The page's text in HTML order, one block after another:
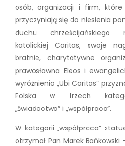
osób, organizacji i firm, które
przyczyniają się do niesienia
duchu chrześcijańskiego
katolickiej Caritas, swoje
bratnie, charytatywne
prawosławna Eleos i
wyróżnienia „Ubi Caritas”
Polska w trzech
„świadectwo” i „współpraca”.
W kategorii „współpraca”
otrzymał Pan Marek Bańkowski